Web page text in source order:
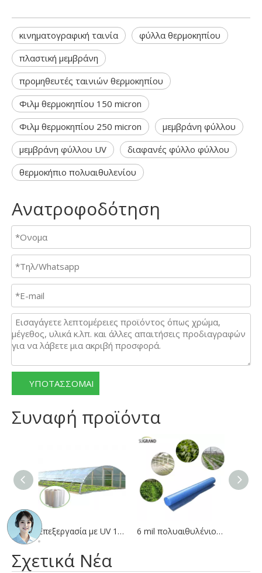
κινηματογραφική ταινία
φύλλα θερμοκηπίου
πλαστική μεμβράνη
προμηθευτές ταινιών θερμοκηπίου
Φιλμ θερμοκηπίου 150 micron
Φιλμ θερμοκηπίου 250 micron
μεμβράνη φύλλου
μεμβράνη φύλλου UV
διαφανές φύλλο φύλλου
θερμοκήπιο πολυαιθυλενίου
Ανατροφοδότηση
ΥΠΟΤΑΣΣΟΜΑΙ
Συναφή προϊόντα
Επεξεργασία με UV 150 Microns / 200 Microns Cover Cover Greshouse Ενισχυμένο Πλαστικό Λειτουργό 6 mil πολυαιθυλένιο φιλμ μπλε πλαστικό φιλμ θερμοκηπίου
Σχετικά Νέα